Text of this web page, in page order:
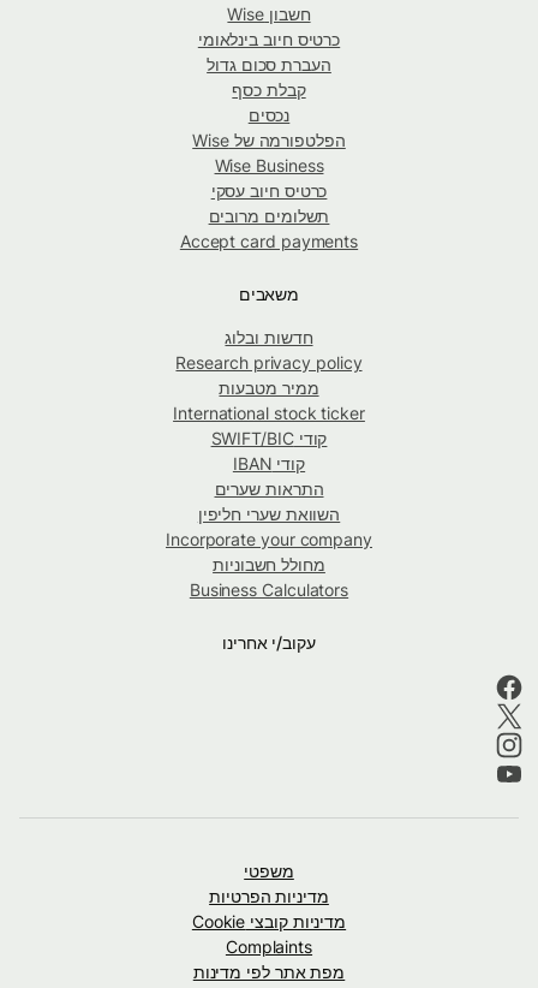
חשבון Wise
כרטיס חיוב בינלאומי
העברת סכום גדול
קבלת כסף
נכסים
הפלטפורמה של Wise
Wise Business
כרטיס חיוב עסקי
תשלומים מרובים
Accept card payments
משאבים
חדשות ובלוג
Research privacy policy
ממיר מטבעות
International stock ticker
קודי SWIFT/BIC
קודי IBAN
התראות שערים
השוואת שערי חליפין
Incorporate your company
מחולל חשבוניות
Business Calculators
עקוב/י אחרינו
משפטי
מדיניות הפרטיות
מדיניות קובצי Cookie
Complaints
מפת אתר לפי מדינות